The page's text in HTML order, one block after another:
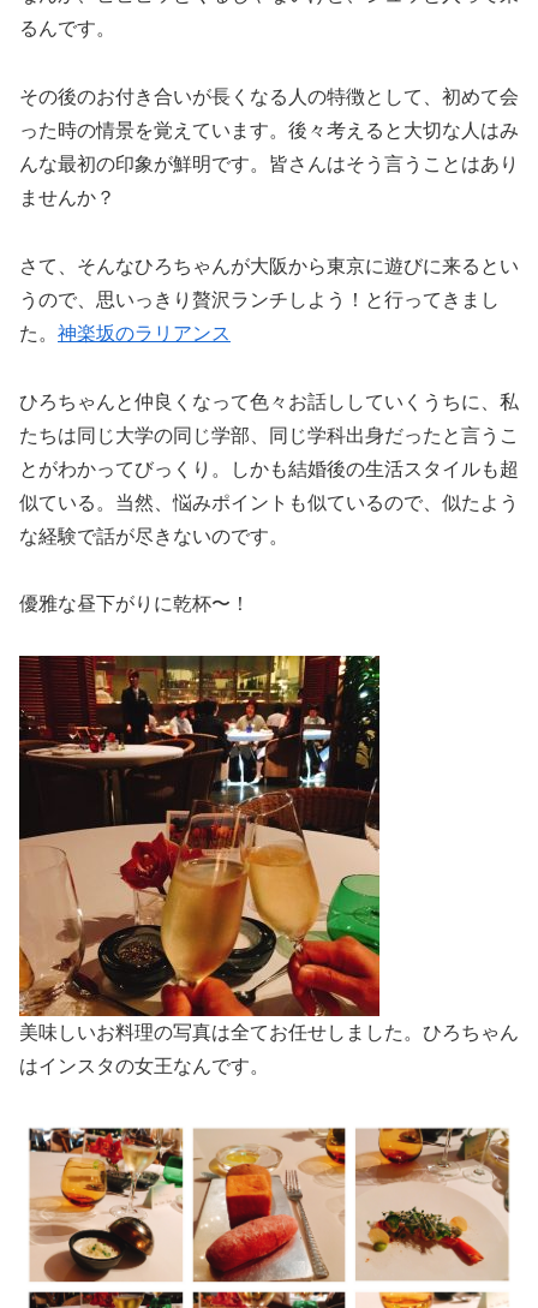
るんです。
その後のお付き合いが長くなる人の特徴として、初めて会
った時の情景を覚えています。後々考えると大切な人はみ
んな最初の印象が鮮明です。皆さんはそう言うことはあり
ませんか？
さて、そんなひろちゃんが大阪から東京に遊びに来るとい
うので、思いっきり贅沢ランチしよう！と行ってきまし
た。 神楽坂のラリアンス
ひろちゃんと仲良くなって色々お話ししていくうちに、私
たちは同じ大学の同じ学部、同じ学科出身だったと言うこ
とがわかってびっくり。しかも結婚後の生活スタイルも超
似ている。当然、悩みポイントも似ているので、似たよう
な経験で話が尽きないのです。
優雅な昼下がりに乾杯〜！
美味しいお料理の写真は全てお任せしました。ひろちゃん
はインスタの女王なんです。